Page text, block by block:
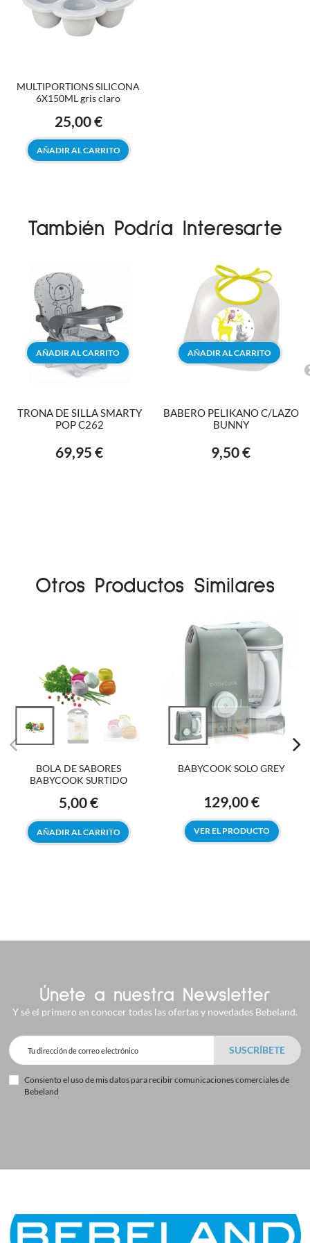
MULTIPORTIONS SILICONA
6X150ML gris claro
Precio
25,00 €
AÑADIR AL CARRITO
También Podría Interesarte
TRONA DE SILLA SMARTY
POP C262
69,95 €
AÑADIR AL CARRITO
BABERO PELIKANO C/LAZO
BUNNY
9,50 €
AÑADIR AL CARRITO
Otros Productos Similares
BOLA DE SABORES
BABYCOOK SURTIDO
Precio
5,00 €
AÑADIR AL CARRITO
BABYCOOK SOLO GREY
Precio
129,00 €
VER EL PRODUCTO
Únete a nuestra Newsletter
Y sé el primero en conocer todas las ofertas y novedades Bebeland.
Consiento el uso de mis datos para recibir comunicaciones comerciales de
Bebeland